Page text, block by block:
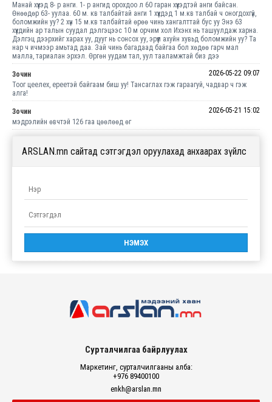
Манай хүүхэд 8- р анги. 1- р ангид орохдоо л 60 гаран хүүхэдтэй анги байсан.
Өнөөдөр 63- уулаа. 60 м. кв талбайтай анги 1 хүүхдэд 1 м.кв талбай ч оногдохгүй,
боломжийн уу? 2 хүн 15 м.кв талбайтай өрөө чинь хангалттай бус уу Энэ 63
хүүхдийн ар талын суудал дэлгэцээс 10 м орчим хол Ихэнх нь ташуулдаж харна.
Дэлгэц дээрхийг харах уу, дууг нь сонсох уу, эрүүл ахуйн хувьд боломжийн уу? Та
нар ч ичмээр амьтад даа. Зай чинь багадаад байгаа бол хөдөө гарч мал
малла, тариалан эрхэл. Өргөн уудам тал, уул тааламжтай биз дээ
Зочин
2026-05-22 09:07
Тоог цеелех, ереетэй байгаам биш уу! Тансаглах гэж гараагуй, чадвар ч гэж
алга!
Зочин
2026-05-21 15:02
мэдрэлийн өвчтэй 126 гаа цөөлөөд өг
ARSLAN.mn сайтад сэтгэгдэл оруулахад анхаарах зүйлс
Сурталчилгаа байрлуулах
Маркетинг, сурталчилгааны алба:
+976 89400100
enkh@arslan.mn